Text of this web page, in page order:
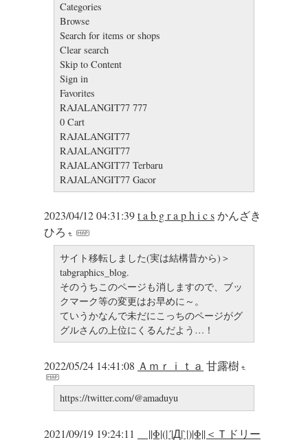
Categories
Browse
Search for items or shops
Clear search
Skip to Content
Sign in
Favorites
RAJALANGIT77 777
0 Cart
RAJALANGIT77
RAJALANGIT77
RAJALANGIT77 Terbaru
RAJALANGIT77 Gacor
2023/04/12 04:31:39t a b g r a p h i c sかんざき
ひろ
サイト移転しました(実は結構昔から)＞
tabgraphics_blog.
そのうちこのページも消しますので、ブッ
クマーク等の変更はお早めに～。
ていうかなんで未だにこっちのページがグ
グルさんの上位にくるんだよう…！
2022/05/24 14:41:08 Ａｍｒｉｔａ 甘露樹
https://twitter.com/@amaduyu
2021/09/19 19:24:11
||Φ|(|´|Д|`|)|Φ||＜Ｔドリー